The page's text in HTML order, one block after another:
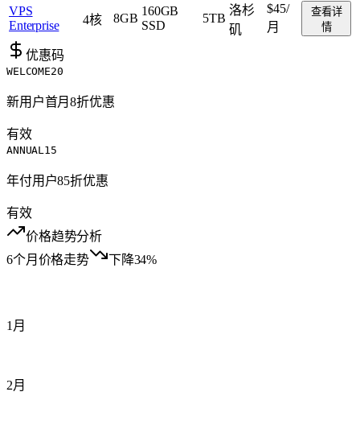
VPS
Enterprise
4核 8GB
160GB
SSD
5TB
洛杉
矶
$45/
月
查看详
情
优惠码
WELCOME20
新用户首月8折优惠
有效
ANNUAL15
年付用户85折优惠
有效
价格趋势分析
6个月价格走势
下降34%
1月
2月